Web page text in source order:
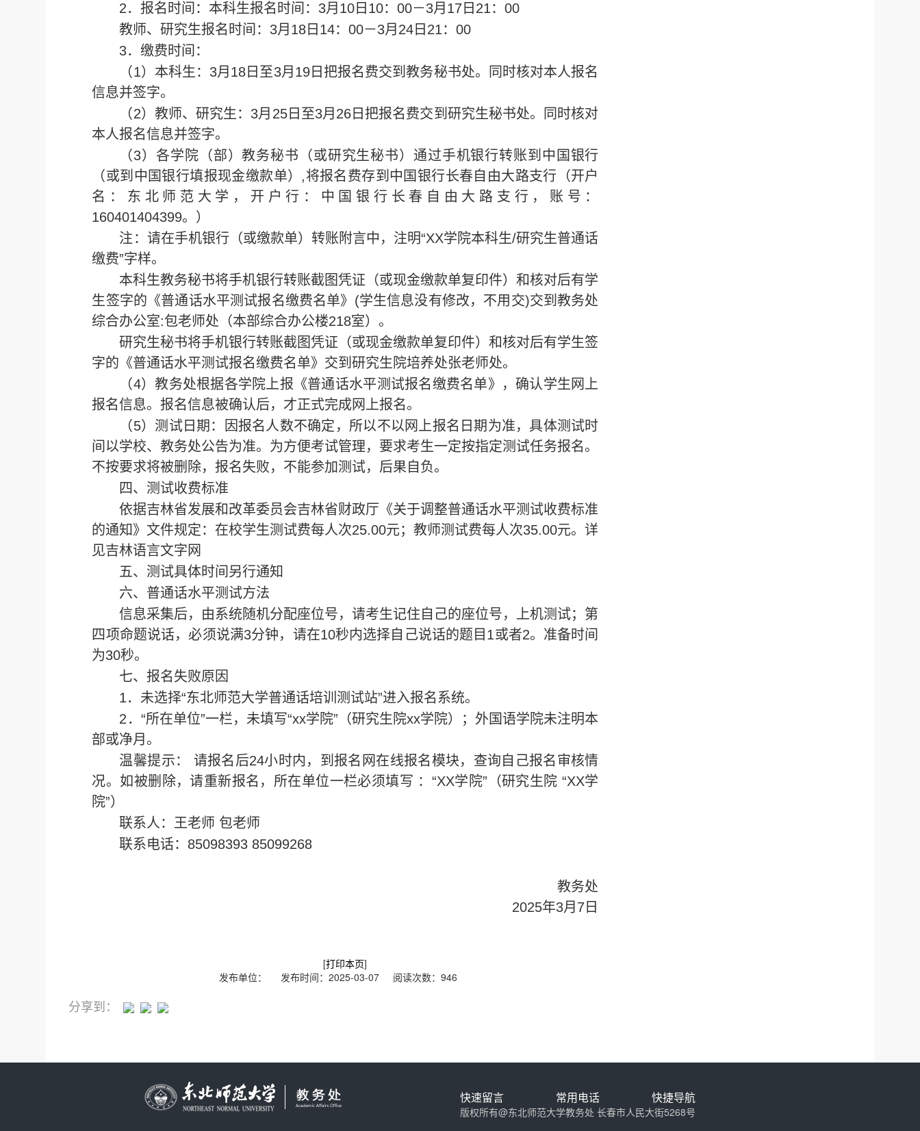
2．报名时间：本科生报名时间：3月10日 10：00－3月17日21：00
教师、研究生报名时间：3月18日14：00－3月24日21：00
3．缴费时间：
（1）本科生：3月18日至3月19日把报名费交到教务秘书处。同时核对本人报名
信息并签字。
（2）教师、研究生：3月25日至3月26日把报名费交到研究生秘书处。同时核对
本人报名信息并签字。
（3）各学院（部）教务秘书（或研究生秘书）通过手机银行转账到中国银行
（或到中国银行填报现金缴款单）,将报名费存到中国银行长春自由大路支行（开户
名：东北师范大学，开户行：中国银行长春自由大路支行，账号：
160401404399。）
注：请在手机银行（或缴款单）转账附言中，注明“XX学院本科生/研究生普通话
缴费”字样。
本科生教务秘书将手机银行转账截图凭证（或现金缴款单复印件）和核对后有学
生签字的《普通话水平测试报名缴费名单》(学生信息没有修改，不用交)交到教务处
综合办公室:包老师处（本部综合办公楼218室）。
研究生秘书将手机银行转账截图凭证（或现金缴款单复印件）和核对后有学生签
字的《普通话水平测试报名缴费名单》交到研究生院培养处张老师处。
（4）教务处根据各学院上报《普通话水平测试报名缴费名单》，确认学生网上
报名信息。报名信息被确认后，才正式完成网上报名。
（5）测试日期：因报名人数不确定，所以不以网上报名日期为准，具体测试时
间以学校、教务处公告为准。为方便考试管理，要求考生一定按指定测试任务报名。
不按要求将被删除，报名失败，不能参加测试，后果自负。
四、测试收费标准
依据吉林省发展和改革委员会吉林省财政厅《关于调整普通话水平测试收费标准
的通知》文件规定：在校学生测试费每人次25.00元；教师测试费每人次35.00元。详
见吉林语言文字网
五、测试具体时间另行通知
六、普通话水平测试方法
信息采集后，由系统随机分配座位号，请考生记住自己的座位号，上机测试；第
四项命题说话，必须说满3分钟，请在10秒内选择自己说话的题目1或者2。准备时间
为30秒。
七、报名失败原因
1．未选择“东北师范大学普通话培训测试站”进入报名系统。
2．“所在单位”一栏，未填写“xx学院”（研究生院xx学院）；外国语学院未注明本
部或净月。
温馨提示： 请报名后24小时内，到报名网在线报名模块，查询自己报名审核情
况。如被删除，请重新报名，所在单位一栏必须填写 ：“XX学院”（研究生院 “XX学
院”）
联系人：王老师 包老师
联系电话：85098393 85099268
教务处
2025年3月7日
[打印本页]
发布单位： 发布时间：2025-03-07 阅读次数：946
分享到：
常用电话 快捷导航 教学为本·育人至上
快速留言 常用电话 快捷导航
版权所有@东北师范大学教务处 长春市人民大街5268号